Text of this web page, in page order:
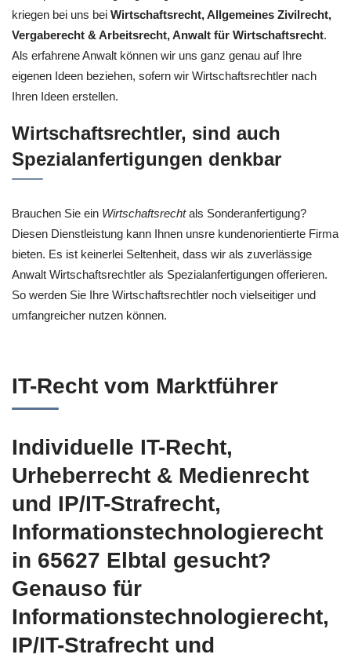
kriegen bei uns bei Wirtschaftsrecht, Allgemeines Zivilrecht,
Vergaberecht & Arbeitsrecht, Anwalt für Wirtschaftsrecht.
Als erfahrene Anwalt können wir uns ganz genau auf Ihre
eigenen Ideen beziehen, sofern wir Wirtschaftsrechtler nach
Ihren Ideen erstellen.
Wirtschaftsrechtler, sind auch
Spezialanfertigungen denkbar
Brauchen Sie ein Wirtschaftsrechtals Sonderanfertigung?
Diesen Dienstleistung kann Ihnen unsre kundenorientierte Firma
bieten. Es ist keinerlei Seltenheit, dass wir als zuverlässige
Anwalt Wirtschaftsrechtler als Spezialanfertigungen offerieren.
So werden Sie Ihre Wirtschaftsrechtler noch vielseitiger und
umfangreicher nutzen können.
IT-Recht vom Marktführer
Individuelle IT-Recht,
Urheberrecht & Medienrecht
und IP/IT-Strafrecht,
Informationstechnologierecht
in 65627 Elbtal gesucht?
Genauso für
Informationstechnologierecht,
IP/IT-Strafrecht und